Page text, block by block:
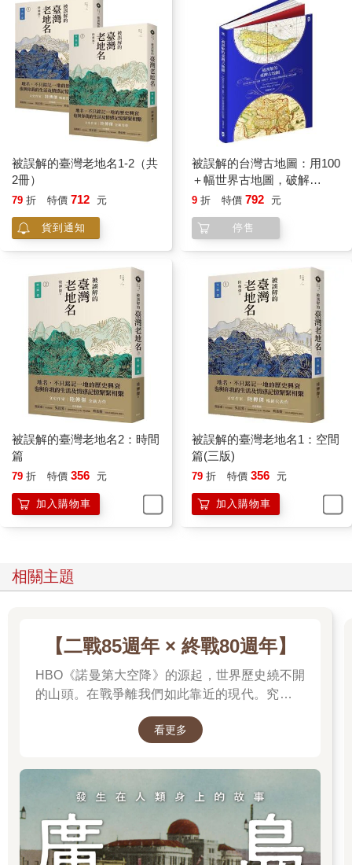
被誤解的臺灣老地名1-2（共
2冊）
79 折 特價 712 元
貨到通知
被誤解的台灣古地圖：用100
＋幅世界古地圖，破解
12~18世紀台灣地理懸案&歷
圖復刻書衣海報＆19世紀手
9 折 特價 792 元
停售
被誤解的臺灣老地名2：時間
篇
79 折 特價 356 元
加入購物車
被誤解的臺灣老地名1：空間
篇(三版)
79 折 特價 356 元
加入購物車
相關主題
【二戰85週年 × 終戰80週年】
HBO《諾曼第大空降》的源起，世界歷史繞不開
的山頭。在戰爭離我們如此靠近的現代。究竟是
後、影響至今的軍事衝突？我們站在世界和平的
理由。
看更多